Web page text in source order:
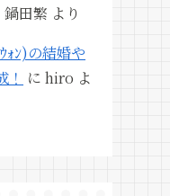
鍋田繁 より
ｫﾝ)の結婚や
に hiro よ